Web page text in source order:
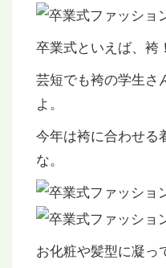
卒業式といえば、袴
芸短でも袴の学生さ
よ。
今年は袴に合わせる
な。
お化粧や髪型に凝っ